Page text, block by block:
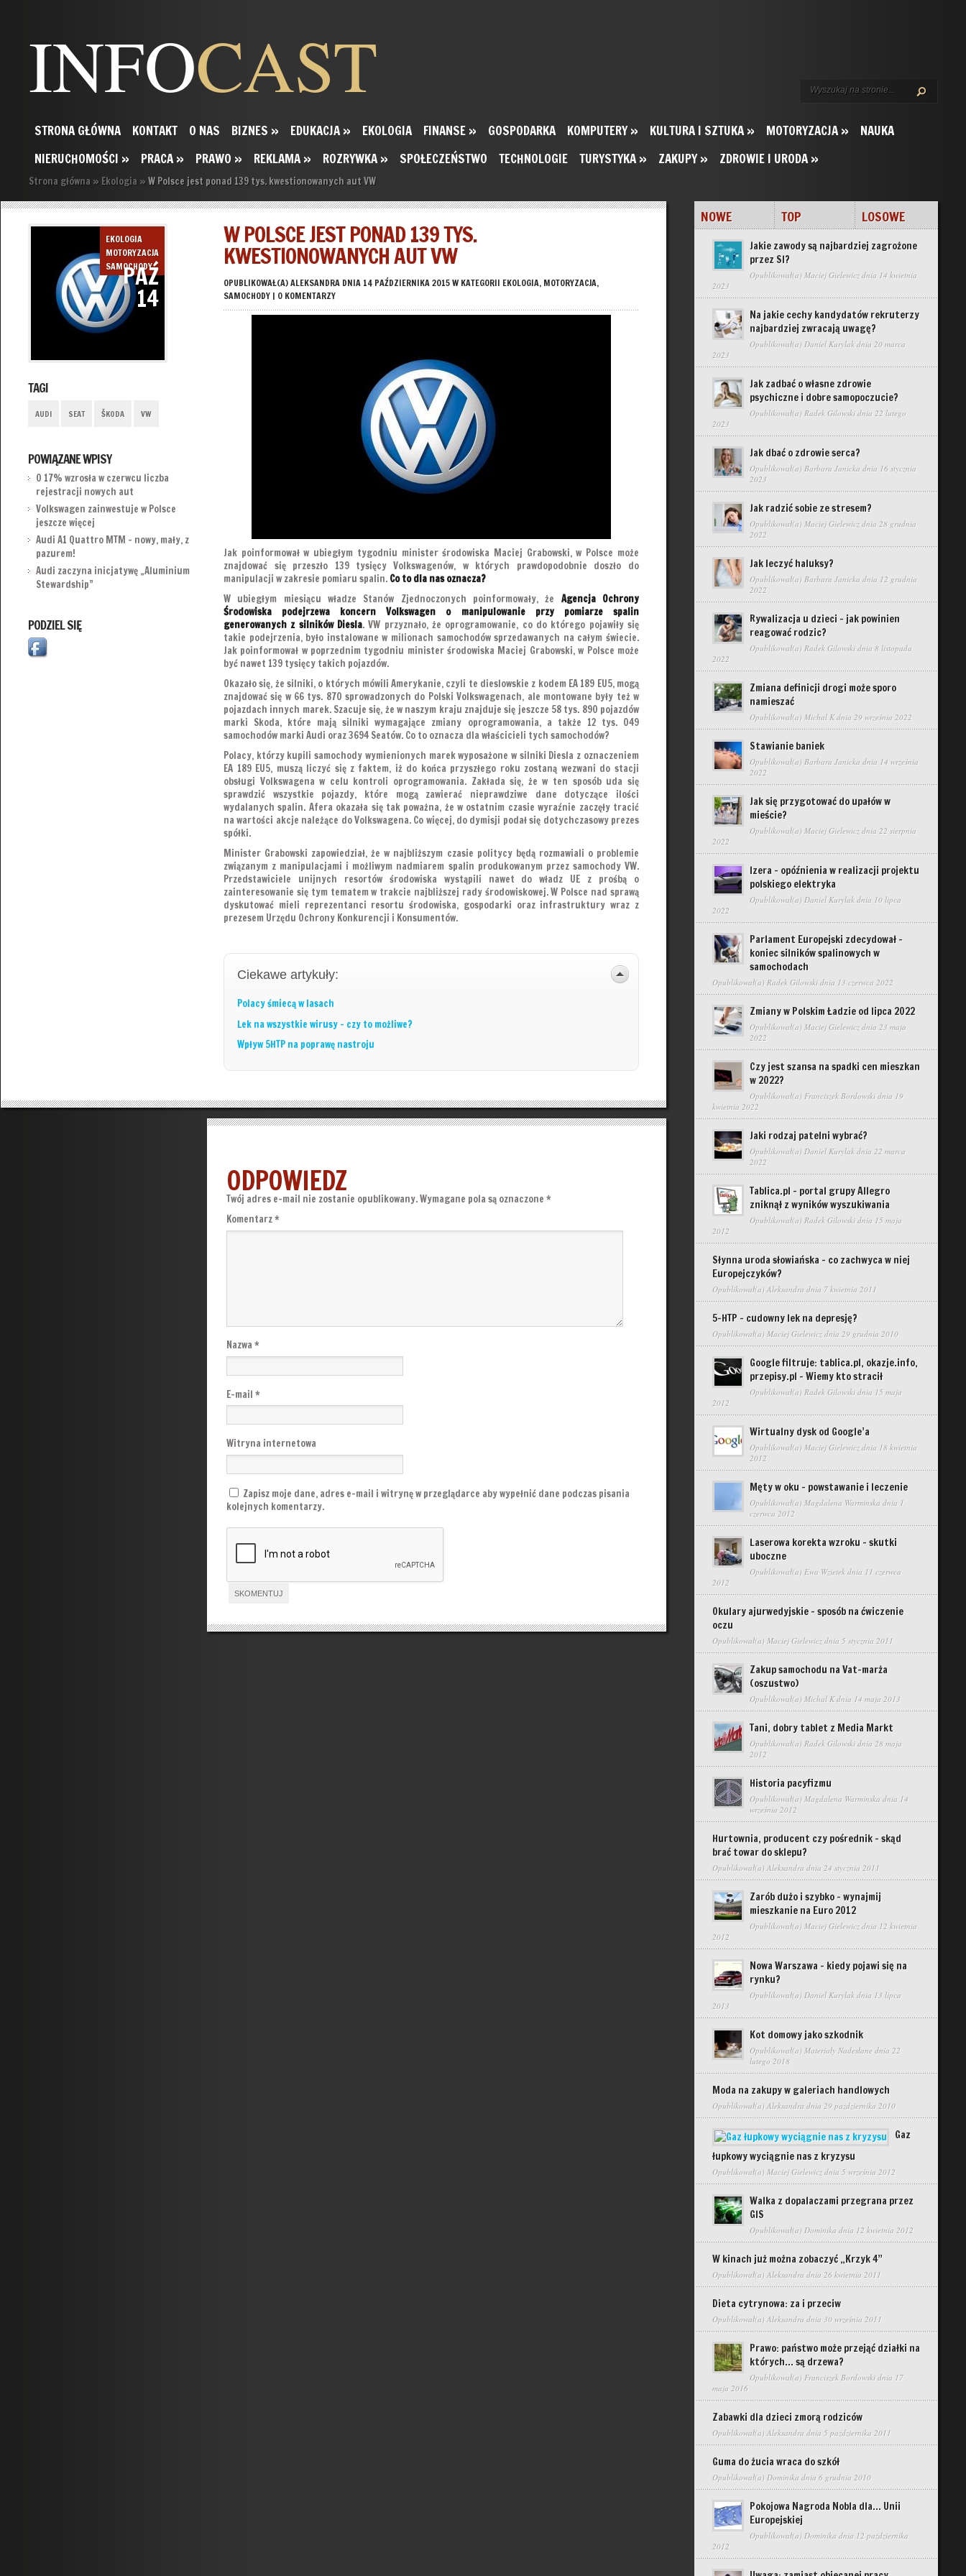
INFOCAST
STRONA GŁÓWNA KONTAKT O NAS BIZNES » EDUKACJA » EKOLOGIA FINANSE » GOSPODARKA KOMPUTERY» KULTURA I SZTUKA » MOTORYZACJA »
NAUKA
NIERUCHOMOŚCI » PRACA » PRAWO » REKLAMA » ROZRYWKA » SPOŁECZEŃSTWO TECHNOLOGIE TURYSTYKA » ZAKUPY» ZDROWIE I URODA »
Strona główna » Ekologia » W Polsce jest ponad 139 tys. kwestionowanych aut VW
EKOLOGIA
MOTORYZACJA
SAMOCHODY
PAŹ
14
TAGI
AUDI SEAT ŠKODA VW
POWIĄZANE WPISY
O 17% wzrosła w czerwcu liczba
rejestracji nowych aut
Volkswagen zainwestuje w Polsce
jeszcze więcej
Audi A1 Quattro MTM – nowy, mały, z
pazurem!
Audi zaczyna inicjatywę „Aluminium
Stewardship”
PODZIEL SIĘ
W POLSCE JEST PONAD 139 TYS.
KWESTIONOWANYCH AUT VW
OPUBLIKOWAŁ(A)ALEKSANDRA DNIA 14 PAŹDZIERNIKA 2015 W KATEGORII EKOLOGIA, MOTORYZACJA,
SAMOCHODY | 0 KOMENTARZY
Jak poinformował w ubiegłym tygodniu minister środowiska Maciej Grabowski, w Polsce może
znajdować się przeszło 139 tysięcy Volkswagenów, w których prawdopodobnie doszło do
manipulacji w zakresie pomiaru spalin. Co to dla nas oznacza?
W ubiegłym miesiącu władze Stanów Zjednoczonych poinformowały, że Agencja Ochrony
Środowiska podejrzewa koncern Volkswagen o manipulowanie przy pomiarze spalin
generowanych z silników Diesla. VW przyznało, że oprogramowanie, co do którego pojawiły się
takie podejrzenia, było instalowane w milionach samochodów sprzedawanych na całym świecie.
Jak poinformował w poprzednim tygodniu minister środowiska Maciej Grabowski, w Polsce może
być nawet 139 tysięcy takich pojazdów.
Okazało się, że silniki, o których mówili Amerykanie, czyli te dieslowskie z kodem EA 189 EU5, mogą
znajdować się w 66 tys. 870 sprowadzonych do Polski Volkswagenach, ale montowane były też w
pojazdach innych marek. Szacuje się, że w naszym kraju znajduje się jeszcze 58 tys. 890 pojazdów
marki Skoda, które mają silniki wymagające zmiany oprogramowania, a także 12 tys. 049
samochodów marki Audi oraz 3694 Seatów. Co to oznacza dla właścicieli tych samochodów?
Polacy, którzy kupili samochody wymienionych marek wyposażone w silniki Diesla z oznaczeniem
EA 189 EU5, muszą liczyć się z faktem, iż do końca przyszłego roku zostaną wezwani do stacji
obsługi Volkswagena w celu kontroli oprogramowania. Zakłada się, że w ten sposób uda się
sprawdzić wszystkie pojazdy, które mogą zawierać nieprawdziwe dane dotyczące ilości
wydalanych spalin. Afera okazała się tak poważna, że w ostatnim czasie wyraźnie zaczęły tracić
na wartości akcje należące do Volkswagena. Co więcej, do dymisji podał się dotychczasowy prezes
spółki.
Minister Grabowski zapowiedział, że w najbliższym czasie politycy będą rozmawiali o problemie
związanym z manipulacjami i możliwym nadmiarem spalin produkowanym przez samochody VW.
Przedstawiciele unijnych resortów środowiska wystąpili nawet do władz UE z prośbą o
zainteresowanie się tym tematem w trakcie najbliższej rady środowiskowej. W Polsce nad sprawą
dyskutować mieli reprezentanci resortu środowiska, gospodarki oraz infrastruktury wraz z
prezesem Urzędu Ochrony Konkurencji i Konsumentów.
Ciekawe artykuły:
Polacy śmiecą w lasach
Lek na wszystkie wirusy – czy to możliwe?
Wpływ 5HTP na poprawę nastroju
ODPOWIEDZ
Twój adres e-mail nie zostanie opublikowany.Wymagane pola są oznaczone *
Komentarz*
Nazwa *
E-mail *
Witryna internetowa
Zapisz moje dane, adres e-mail i witrynę w przeglądarce aby wypełnić dane podczas pisania
kolejnych komentarzy.
NOWE TOP LOSOWE
Jakie zawody są najbardziej zagrożone
przez SI?
Opublikował(a) Maciej Gielewiczdnia 14 kwietnia
2023
Na jakie cechy kandydatów rekruterzy
najbardziej zwracają uwagę?
Opublikował(a) Daniel Kurylakdnia 20 marca
2023
Jak zadbać o własne zdrowie
psychiczne i dobre samopoczucie?
Opublikował(a) Radek Gilowskidnia 22 lutego
2023
Jak dbać o zdrowie serca?
Opublikował(a) Barbara Janicka dnia 16 stycznia
2023
Jak radzić sobie ze stresem?
Opublikował(a) Maciej Gielewiczdnia 28 grudnia
2022
Jak leczyć haluksy?
Opublikował(a) Barbara Janicka dnia 12 grudnia
2022
Rywalizacja u dzieci – jak powinien
reagować rodzic?
Opublikował(a) Radek Gilowskidnia 8 listopada
2022
Zmiana definicji drogi może sporo
namieszać
Opublikował(a) Michal Kdnia 29 września 2022
Stawianie baniek
Opublikował(a) Barbara Janicka dnia 14 września
2022
Jak się przygotować do upałów w
mieście?
Opublikował(a) Maciej Gielewiczdnia 22 sierpnia
2022
Izera – opóźnienia w realizacji projektu
polskiego elektryka
Opublikował(a) Daniel Kurylakdnia 10 lipca
2022
Parlament Europejski zdecydował –
koniec silników spalinowych w
samochodach
Opublikował(a) Radek Gilowskidnia 13 czerwca 2022
Zmiany w Polskim Ładzie od lipca 2022
Opublikował(a) Maciej Gielewiczdnia 23 maja
2022
Czy jest szansa na spadki cen mieszkan
w 2022?
Opublikował(a) Franciszek Bordowskidnia 19
kwietnia 2022
Jaki rodzaj patelni wybrać?
Opublikował(a) Daniel Kurylakdnia 22 marca
2022
Tablica.pl – portal grupy Allegro
zniknął z wyników wyszukiwania
Opublikował(a) Radek Gilowskidnia 15 maja
2012
Słynna uroda słowiańska – co zachwyca w niej
Europejczyków?
Opublikował(a) Aleksandra dnia 7 kwietnia 2011
5-HTP – cudowny lek na depresję?
Opublikował(a) Maciej Gielewiczdnia 29 grudnia 2010
Google filtruje: tablica.pl, okazje.info,
przepisy.pl – Wiemy kto stracił
Opublikował(a) Radek Gilowskidnia 15 maja
2012
Wirtualny dysk od Google’a
Opublikował(a) Maciej Gielewiczdnia 18 kwietnia
2012
Męty w oku – powstawanie i leczenie
Opublikował(a) Magdalena Warminska dnia 1
czerwca 2012
Laserowa korekta wzroku – skutki
uboczne
Opublikował(a) Ewa Wzietekdnia 11 czerwca
2012
Okulary ajurwedyjskie – sposób na ćwiczenie
oczu
Opublikował(a) Maciej Gielewiczdnia 5 stycznia 2011
Zakup samochodu na Vat-marża
(oszustwo)
Opublikował(a) Michal Kdnia 14 maja 2013
Tani, dobry tablet z Media Markt
Opublikował(a) Radek Gilowskidnia 28 maja
2012
Historia pacyfizmu
Opublikował(a) Magdalena Warminska dnia 14
września 2012
Hurtownia, producent czy pośrednik – skąd
brać towar do sklepu?
Opublikował(a) Aleksandra dnia 24 stycznia 2011
Zarób dużo i szybko – wynajmij
mieszkanie na Euro 2012
Opublikował(a) Maciej Gielewiczdnia 12 kwietnia
2012
Nowa Warszawa – kiedy pojawi się na
rynku?
Opublikował(a) Daniel Kurylakdnia 13 lipca
2013
Kot domowy jako szkodnik
Opublikował(a) Materiały Nadesłanednia 22
lutego 2018
Moda na zakupy w galeriach handlowych
Opublikował(a) Aleksandra dnia 29 października 2010
Gaz
łupkowy wyciągnie nas z kryzysu
Opublikował(a) Maciej Gielewiczdnia 5 września 2012
Walka z dopalaczami przegrana przez
GIS
Opublikował(a) Dominika dnia 12 kwietnia 2012
W kinach już można zobaczyć „Krzyk 4”
Opublikował(a) Aleksandra dnia 26 kwietnia 2011
Dieta cytrynowa: za i przeciw
Opublikował(a) Aleksandra dnia 30 września 2011
Prawo: państwo może przejąć działki na
których… są drzewa?
Opublikował(a) Franciszek Bordowskidnia 17
maja 2016
Zabawki dla dzieci zmorą rodziców
Opublikował(a) Aleksandra dnia 5 października 2011
Guma do żucia wraca do szkół
Opublikował(a) Dominika dnia 6 grudnia 2010
Pokojowa Nagroda Nobla dla… Unii
Europejskiej
Opublikował(a) Dominika dnia 12 października
2012